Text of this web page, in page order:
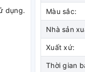
dụng.
Màu sắc:
Nhà sản
Xuất xứ:
Thời gian